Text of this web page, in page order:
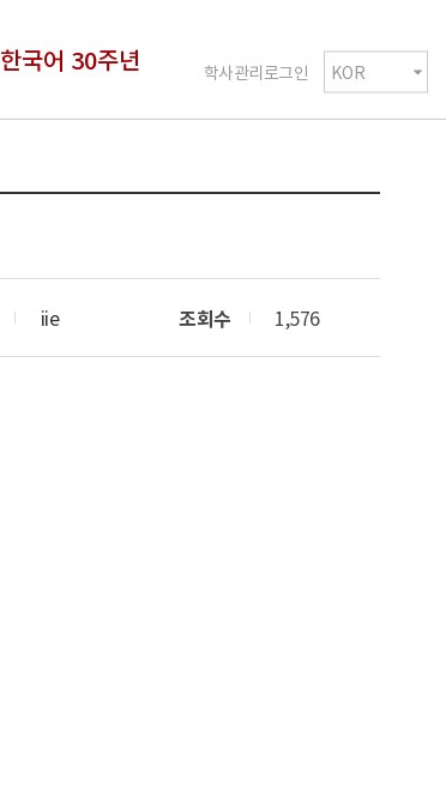
학사관리로그인
한국어 30주년
iie 조회수 1,576